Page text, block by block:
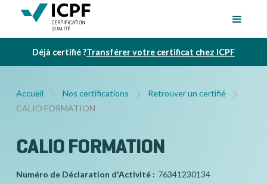
Déjà certifié ?Transférer votre certificat chez ICPF
Accueil Nos certifications
Retrouver un certifié
CALIO FORMATION
CALIO FORMATION
Numéro de Déclaration d'Activité : 76341230134